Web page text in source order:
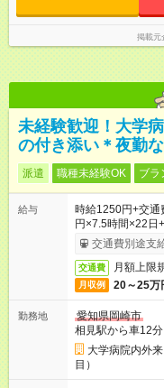
掲載元
未経験歓迎！大学
の付き添い＊夜勤
派遣 職種未経験OK ブラ
給与
時給1250円+交
円×7.5時間×22日
交通費別途支
交通費 月額上限
月収例 20～25万
勤務地
愛知県岡崎市
相見駅から車12分
大学病院内外
目）